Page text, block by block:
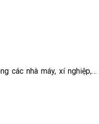
các nhà máy, xí nghiệp,…